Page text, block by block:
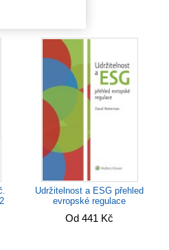
Udržitelnost a ESG přehled
evropské regulace
Od 441 Kč